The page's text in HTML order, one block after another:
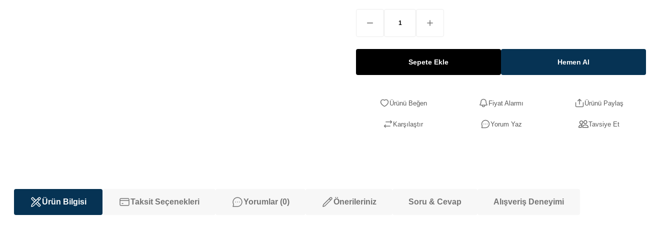
Sepete Ekle Hemen Al
Fiyat Alarmı Ürünü Paylaş
Karşılaştır Yorum Yaz Tavsiye Et
Ürün Bilgisi Taksit Seçenekleri Yorumlar (0) Önerileriniz Soru & Cevap Alışveriş Deneyimi